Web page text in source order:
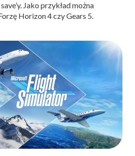
Jako przykład można
Horizon 4 czy Gears 5.